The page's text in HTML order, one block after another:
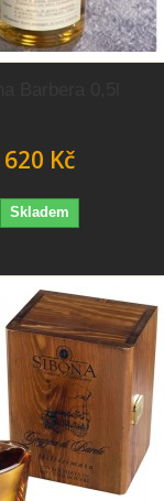
620 Kč
Skladem